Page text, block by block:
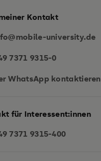
Kontakt
university.de
7371 9315-0
WhatsApp kontaktieren
für Interessent:innen
7371 9315-400